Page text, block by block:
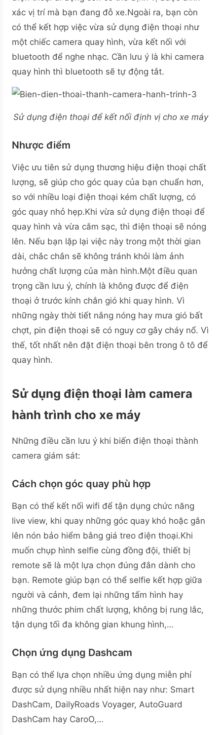
xác vị trí mà bạn đang đỗ xe.Ngoài ra, bạn còn
có thể kết hợp việc vừa sử dụng điện thoại như
một chiếc camera quay hình, vừa kết nối với
bluetooth để nghe nhạc. Cần lưu ý là khi camera
quay hình thì bluetooth sẽ tự động tắt.
Sử dụng điện thoại để kết nối định vị cho xe máy
Nhược điểm
Việc ưu tiên sử dụng thương hiệu điện thoại chất
lượng, sẽ giúp cho góc quay của bạn chuẩn hơn,
so với nhiều loại điện thoại kém chất lượng, có
góc quay nhỏ hẹp.Khi vừa sử dụng điện thoại để
quay hình và vừa cắm sạc, thì điện thoại sẽ nóng
lên. Nếu bạn lặp lại việc này trong một thời gian
dài, chắc chắn sẽ không tránh khỏi làm ảnh
hưởng chất lượng của màn hình.Một điều quan
trọng cần lưu ý, chính là không được để điện
thoại ở trước kính chắn gió khi quay hình. Vì
những ngày thời tiết nắng nóng hay mưa gió bất
chợt, pin điện thoại sẽ có nguy cơ gây cháy nổ. Vì
thế, tốt nhất nên đặt điện thoại bên trong ô tô để
quay hình.
Sử dụng điện thoại làm camera
hành trình cho xe máy
Những điều cần lưu ý khi biến điện thoại thành
camera giám sát:
Cách chọn góc quay phù hợp
Bạn có thể kết nối wifi để tận dụng chức năng
live view, khi quay những góc quay khó hoặc gắn
lên nón bảo hiểm bằng giá treo điện thoại.Khi
muốn chụp hình selfie cùng đồng đội, thiết bị
remote sẽ là một lựa chọn đúng đắn dành cho
bạn. Remote giúp bạn có thể selfie kết hợp giữa
người và cảnh, đem lại những tấm hình hay
những thước phim chất lượng, không bị rung lắc,
tận dụng tối đa không gian khung hình,…
Chọn ứng dụng Dashcam
Bạn có thể lựa chọn nhiều ứng dụng miễn phí
được sử dụng nhiều nhất hiện nay như: Smart
DashCam, DailyRoads Voyager, AutoGuard
DashCam hay CaroO,…